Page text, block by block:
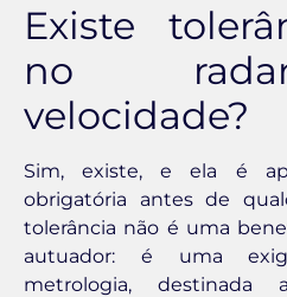
Existe
no
velocidade?
Sim, existe, e ela é
obrigatória antes de
tolerância não é uma
autuador: é uma
metrologia, destinada